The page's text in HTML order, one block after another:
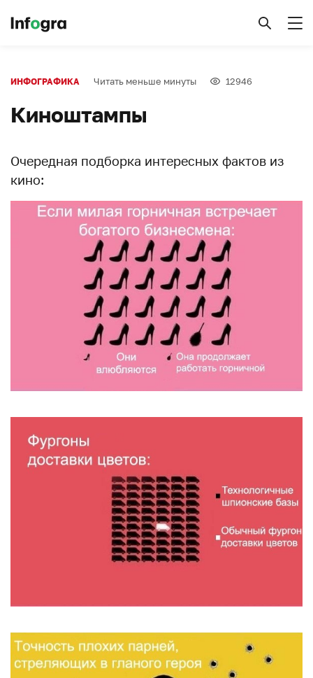
ИНФОГРАФИКА Читать меньше минуты 12946
Киноштампы
Очередная подборка интересных фактов из
кино: